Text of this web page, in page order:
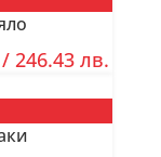
/ 246.43 лв.